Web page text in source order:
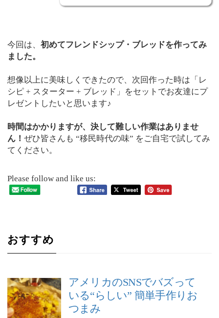
今回は、 初めてフレンドシップ・ブレッドを作ってみ
ました。
想像以上に美味しくできたので、次回作った時は「レ
シピ + スターター + ブレッド」をセットでお友達にプ
レゼントしたいと思います♪
時間はかかりますが、決して難しい作業はありませ
ん！ ぜひ皆さんも “移民時代の味” をご自宅で試してみ
てください。
Please follow and like us:
おすすめ
アメリカのSNSでバズって
いる“らしい” 簡単手作りお
つまみ